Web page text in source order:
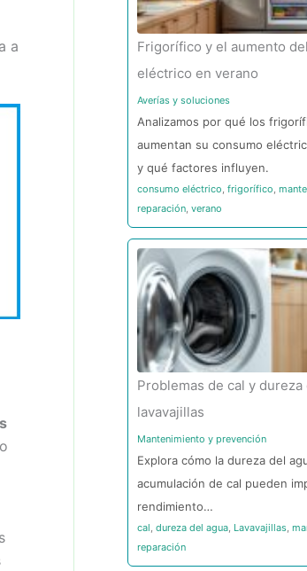
a
Frigorífico y el aumento
eléctrico en verano
Averías y soluciones
Analizamos por qué los
aumentan su consumo
y qué factores influyen.
consumo eléctrico, frigorífico,
reparación, verano
Problemas de cal y dureza
lavavajillas
Mantenimiento y prevención
Explora cómo la dureza del
acumulación de cal pueden
rendimiento…
cal, dureza del agua, Lavavajillas,
reparación